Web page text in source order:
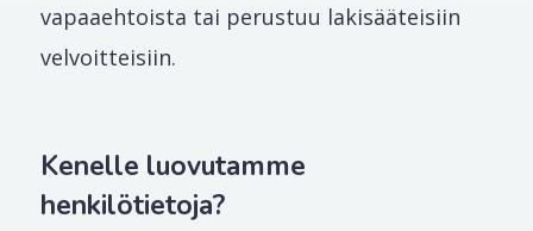
vapaaehtoista tai perustuu lakisääteisiin
velvoitteisiin.
Kenelle luovutamme
henkilötietoja?